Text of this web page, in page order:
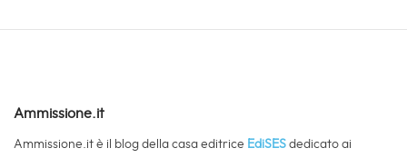
Ammissione.it
Ammissione.it è il blog della casa editrice EdiSES dedicato ai